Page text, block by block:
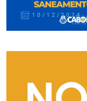
10/12/2024